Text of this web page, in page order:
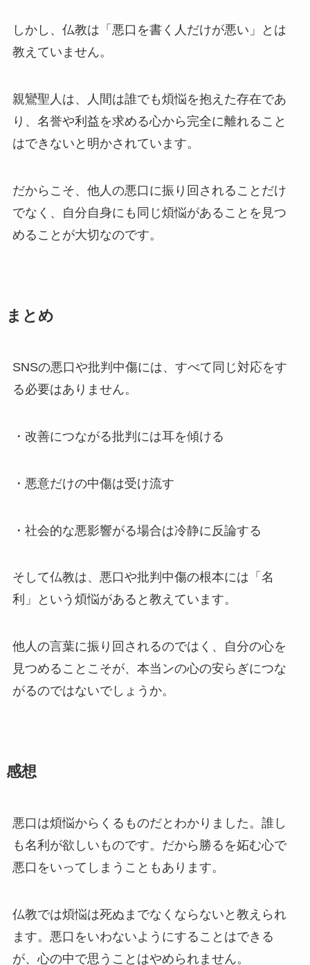
しかし、仏教は「悪口を書く人だけが悪い」とは
教えていません。
親鸞聖人は、人間は誰でも煩悩を抱えた存在であ
り、名誉や利益を求める心から完全に離れること
はできないと明かされています。
だからこそ、他人の悪口に振り回されることだけ
でなく、自分自身にも同じ煩悩があることを見つ
めることが大切なのです。
まとめ
SNSの悪口や批判中傷には、すべて同じ対応をす
る必要はありません。
・改善につながる批判には耳を傾ける
・悪意だけの中傷は受け流す
・社会的な悪影響がる場合は冷静に反論する
そして仏教は、悪口や批判中傷の根本には「名
利」という煩悩があると教えています。
他人の言葉に振り回されるのではく、自分の心を
見つめることこそが、本当ンの心の安らぎにつな
がるのではないでしょうか。
感想
悪口は煩悩からくるものだとわかりました。誰し
も名利が欲しいものです。だから勝るを妬む心で
悪口をいってしまうこともあります。
仏教では煩悩は死ぬまでなくならないと教えられ
ます。悪口をいわないようにすることはできる
が、心の中で思うことはやめられません。